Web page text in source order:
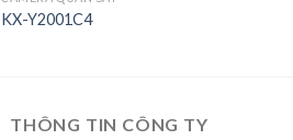
KX-Y2001C4
THÔNG TIN CÔNG TY